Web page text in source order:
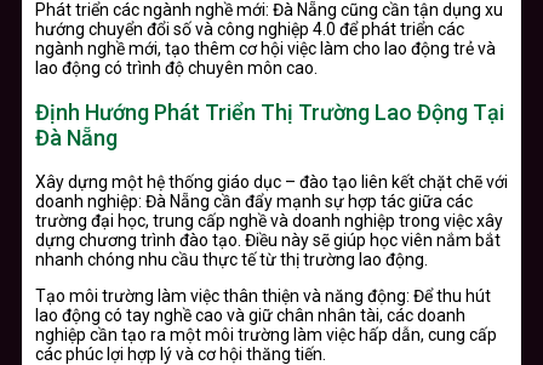
Phát triển các ngành nghề mới: Đà Nẵng cũng cần tận dụng xu
hướng chuyển đổi số và công nghiệp 4.0 để phát triển các
ngành nghề mới, tạo thêm cơ hội việc làm cho lao động trẻ và
lao động có trình độ chuyên môn cao.
Định Hướng Phát Triển Thị Trường Lao Động Tại
Đà Nẵng
Xây dựng một hệ thống giáo dục – đào tạo liên kết chặt chẽ với
doanh nghiệp: Đà Nẵng cần đẩy mạnh sự hợp tác giữa các
trường đại học, trung cấp nghề và doanh nghiệp trong việc xây
dựng chương trình đào tạo. Điều này sẽ giúp học viên nắm bắt
nhanh chóng nhu cầu thực tế từ thị trường lao động.
Tạo môi trường làm việc thân thiện và năng động: Để thu hút
lao động có tay nghề cao và giữ chân nhân tài, các doanh
nghiệp cần tạo ra một môi trường làm việc hấp dẫn, cung cấp
các phúc lợi hợp lý và cơ hội thăng tiến.